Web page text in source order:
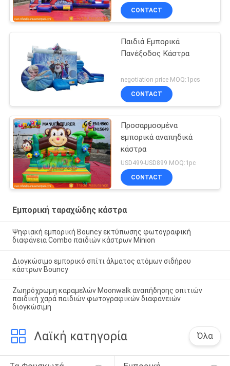
ψευτοπαλλικαράδων
σπάιντερμαν διογκώσιμη
CONTACT
Παιδιά Εμπορικά
Πανέξοδος Κάστρα
negotiation price MOQ:1pcs
CONTACT
Προσαρμοσμένα
εμπορικά αναπηδικά
κάστρα
USD499-USD899 MOQ:1pc
CONTACT
Εμπορική ταραχώδης κάστρα
Ψηφιακή εμπορική Bouncy εκτύπωσης φωτογραφική
διαφάνεια Combo παιδιών κάστρων Minion
Διογκώσιμο εμπορικό σπίτι άλματος ατόμων σιδήρου
κάστρων Bouncy
Ζωηρόχρωμη καραμελών Moonwalk αναπήδησης σπιτιών
παιδική χαρά παιδιών φωτογραφικών διαφανειών
διογκώσιμη
Λαϊκή κατηγορία Όλα